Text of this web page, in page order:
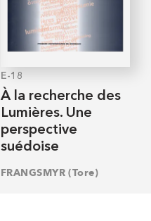
E-18
À la recherche des
Lumières. Une
perspective
suédoise
FRANGSMYR (Tore)